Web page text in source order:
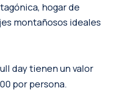
hogar de
montañosos ideales
day tienen un valor
por persona.